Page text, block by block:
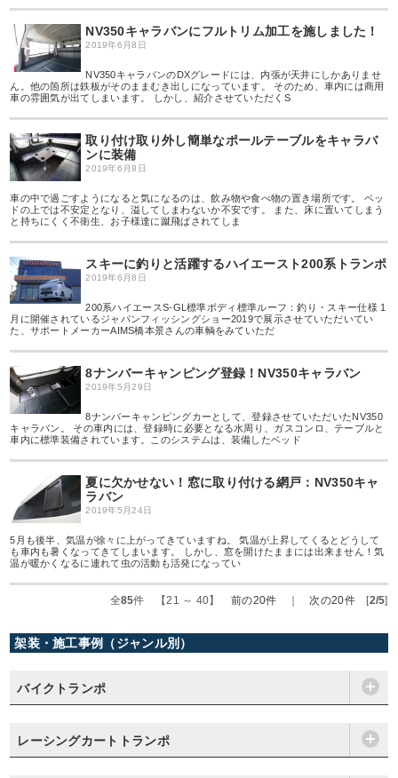
NV350キャラバンにフルトリム加工を施しました！
2019年6月8日
NV350キャラバンのDXグレードには、内張が天井にしかありませ
ん。他の箇所は鉄板がそのままむき出しになっています。 そのため、車内には商用
車の雰囲気が出てしまいます。 しかし、紹介させていただくS
取り付け取り外し簡単なポールテーブルをキャラバ
ンに装備
2019年6月8日
車の中で過ごすようになると気になるのは、飲み物や食べ物の置き場所です。 ベッ
ドの上では不安定となり、溢してしまわないか不安です。 また、床に置いてしまう
と持ちにくく不衛生、お子様達に蹴飛ばされてしま
スキーに釣りと活躍するハイエースト200系トランポ
2019年6月8日
200系ハイエースS-GL標準ボディ標準ルーフ：釣り・スキー仕様 1
月に開催されているジャパンフィッシングショー2019で展示させていただいてい
た、サポートメーカーAIMS橋本景さんの車輌をみていただ
8ナンバーキャンピング登録！NV350キャラバン
2019年5月29日
8ナンバーキャンピングカーとして、登録させていただいたNV350
キャラバン。 その車内には、登録時に必要となる水周り、ガスコンロ、テーブルと
車内に標準装備されています。このシステムは、装備したベッド
夏に欠かせない！窓に取り付ける網戸：NV350キャ
ラバン
2019年5月24日
5月も後半、気温が徐々に上がってきていますね。 気温が上昇してくるとどうして
も車内も暑くなってきてしまいます。 しかし、窓を開けたままには出来ません！気
温が暖かくなるに連れて虫の活動も活発になってい
全85件 【21 ～ 40】前の20件 次の20件[2/5]
架装・施工事例（ジャンル別）
バイクトランポ
レーシングカートトランポ